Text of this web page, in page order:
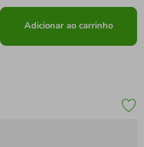
Adicionar ao carrinho